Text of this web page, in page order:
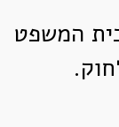
המשפט